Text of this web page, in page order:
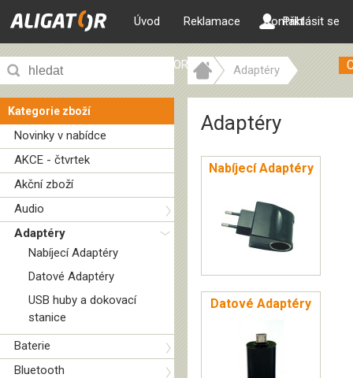
Úvod Reklamace Kontakt
ALIGATOR web
Přihlásit se
Kategorie zboží
Novinky v nabídce
AKCE - čtvrtek
Akční zboží
Audio
Adaptéry
Nabíjecí Adaptéry
Datové Adaptéry
USB huby a dokovací
stanice
Baterie
Bluetooth
Adaptéry
Adaptéry
Nabíjecí Adaptéry
Datové Adaptéry